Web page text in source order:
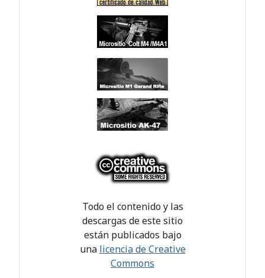
Todo el contenido y las
descargas de este sitio
están publicados bajo
una licencia de Creative
Commons